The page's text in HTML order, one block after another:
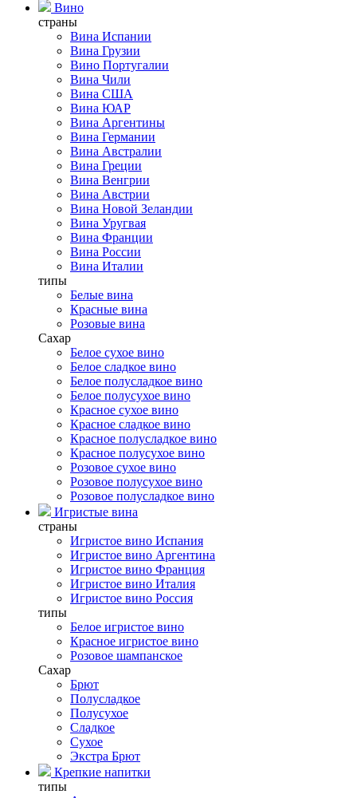
Вино
страны
Вина Испании
Вина Грузии
Вино Португалии
Вина Чили
Вина США
Вина ЮАР
Вина Аргентины
Вина Германии
Вина Австралии
Вина Греции
Вина Венгрии
Вина Австрии
Вина Новой Зеландии
Вина Уругвая
Вина Франции
Вина России
Вина Италии
типы
Белые вина
Красные вина
Розовые вина
Сахар
Белое сухое вино
Белое сладкое вино
Белое полусладкое вино
Белое полусухое вино
Красное сухое вино
Красное сладкое вино
Красное полусладкое вино
Красное полусухое вино
Розовое сухое вино
Розовое полусухое вино
Розовое полусладкое вино
Игристые вина
страны
Игристое вино Испания
Игристое вино Аргентина
Игристое вино Франция
Игристое вино Италия
Игристое вино Россия
типы
Белое игристое вино
Красное игристое вино
Розовое шампанское
Сахар
Брют
Полусладкое
Полусухое
Сладкое
Сухое
Экстра Брют
Крепкие напитки
типы